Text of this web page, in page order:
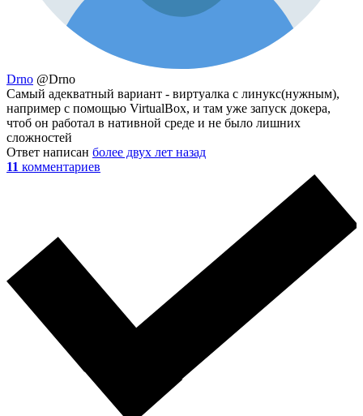
Drno @Drno
Самый адекватный вариант - виртуалка с линукс(нужным),
например с помощью VirtualBox, и там уже запуск докера,
чтоб он работал в нативной среде и не было лишних
сложностей
Ответ написан более двух лет назад
11 комментариев